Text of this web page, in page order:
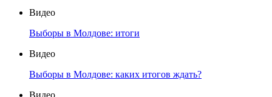
Видео
Выборы в Молдове: итоги
Видео
Выборы в Молдове: каких итогов ждать?